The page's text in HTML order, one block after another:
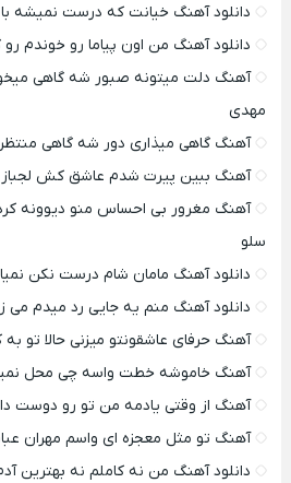
دانلود آهنگ خیانت که درست نمیشه
دانلود آهنگ من اون پیاما رو خوندم
آهنگ دلت میتونه صبور شه گاهی
مهدی
آهنگ گاهی میذاری دور شه گاهی
آهنگ ببین پیرت شدم عاشق کش لجباز
آهنگ مغرور بی احساس منو دیوونه
سلو
دانلود آهنگ مامان شام درست نکن
دانلود آهنگ منم یه جایی رد میدم می
آهنگ حرفای عاشقونتو میزنی حالا تو به
آهنگ خاموشه خطت واسه چی محل
آهنگ از وقتی یادمه من تو رو دوست
آهنگ تو مثل معجزه ای واسم مهران
دانلود آهنگ من نه کاملم نه بهترین